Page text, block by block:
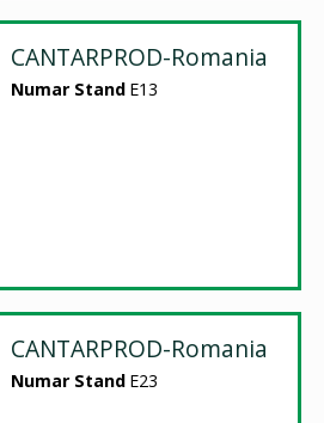
CANTARPROD-Romania
Numar Stand E13
CANTARPROD-Romania
Numar Stand E23